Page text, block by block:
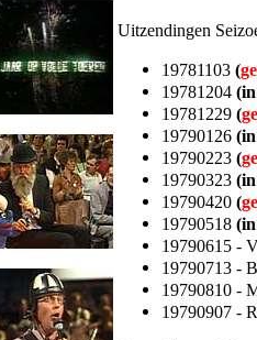
Uitzendingen
19781103 (
19781204
19781229 (
19790126
19790223 (
19790323
19790420 (
19790518
19790615 -
19790713 -
19790810 -
19790907 -